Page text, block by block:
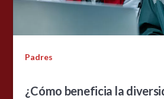
Padres
¿Cómo beneficia la